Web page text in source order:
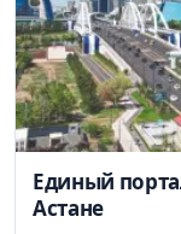
Единый
Астане